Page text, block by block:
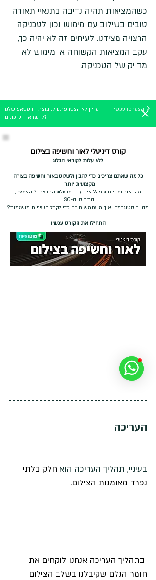
כשהמציאות תהיה נדיבה בתנאיי תאורה
טובים בשילוב עם מימוש נכון לטכניקה
הרצויה מצידנו. לעיתים זה לא יהיה כך,
עקב המציאות הקשוחה או מימוש לא
מדויק של הטכניקה.
העריכה
בעיניי, תהליך העריכה הוא חלק בלתי
נפרד מאומנות הצילום.
בתהליך העריכה אנחנו לוקחים את
חומר הגלם שקיבלנו בשלב הצילום